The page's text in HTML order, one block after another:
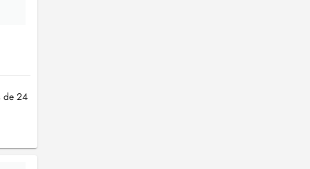
de 24